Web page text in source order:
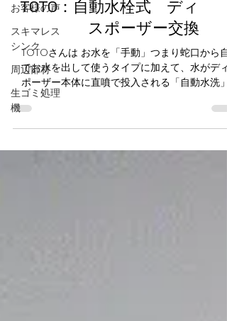
お客様の声
スキマレス
シンク
周辺部材
生ゴミ処理
機
ディスポーザー
TOTO：自動水栓式 ディ
スポーザー交換
TOTOさんは お水を「手動」つまり蛇口から自
ポーザー本体に直噴で投入される「自動水洗」
イプがあります